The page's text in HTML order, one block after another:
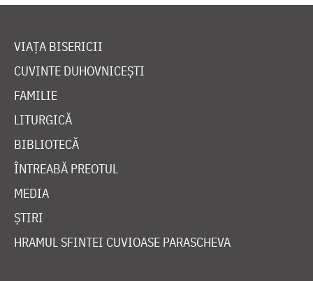
VIAȚA BISERICII
CUVINTE DUHOVNICEȘTI
FAMILIE
LITURGICĂ
BIBLIOTECĂ
ÎNTREABĂ PREOTUL
MEDIA
ȘTIRI
HRAMUL SFINTEI CUVIOASE PARASCHEVA